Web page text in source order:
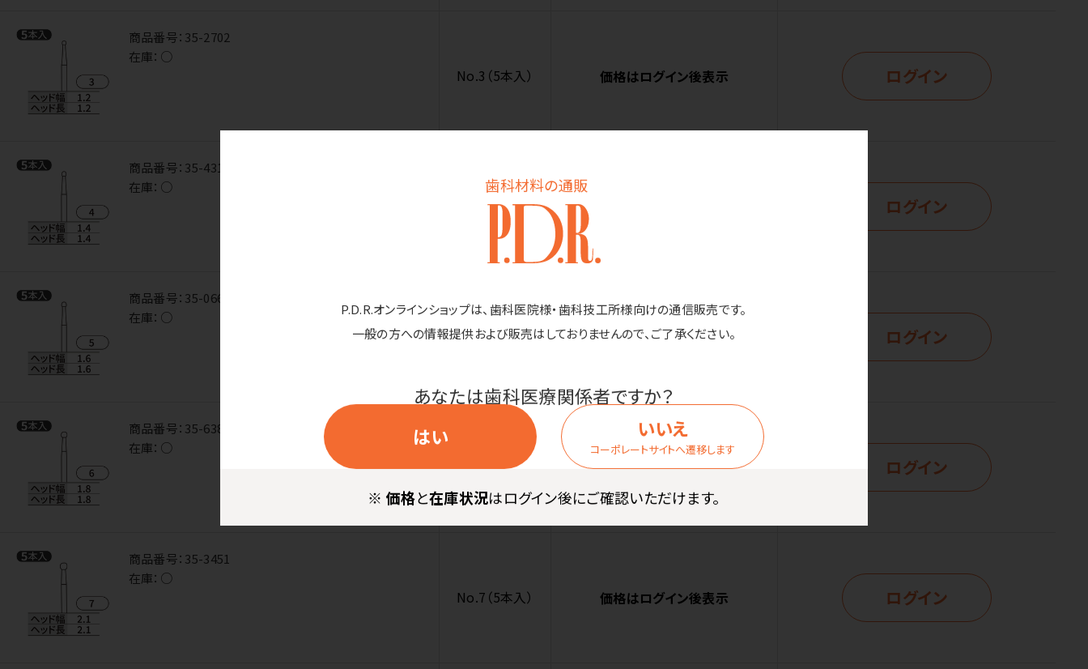
歯科材料の通販
P.D.R.オンラインショップは、歯科医院様・歯科技工所様向けの通信販売です。
一般の方への情報提供および販売はしておりませんので、ご了承ください。
あなたは歯科医療関係者ですか？
はい
いいえ
コーポレートサイトへ遷移します
※ 価格と在庫状況はログイン後にご確認いただけます。
商品番号： 35-2702
在庫： ○
No.3（5本入） 価格はログイン後表示 ログイン
商品番号： 35-4312
在庫： ○
No.4（5本入） ログイン
商品番号： 35-0660
在庫： ○
No.5（5本入） 価格はログイン後表示 ログイン
商品番号： 35-6389
在庫： ○
No.6（5本入） 価格はログイン後表示 ログイン
商品番号： 35-3451
在庫： ○
No.7（5本入） 価格はログイン後表示 ログイン